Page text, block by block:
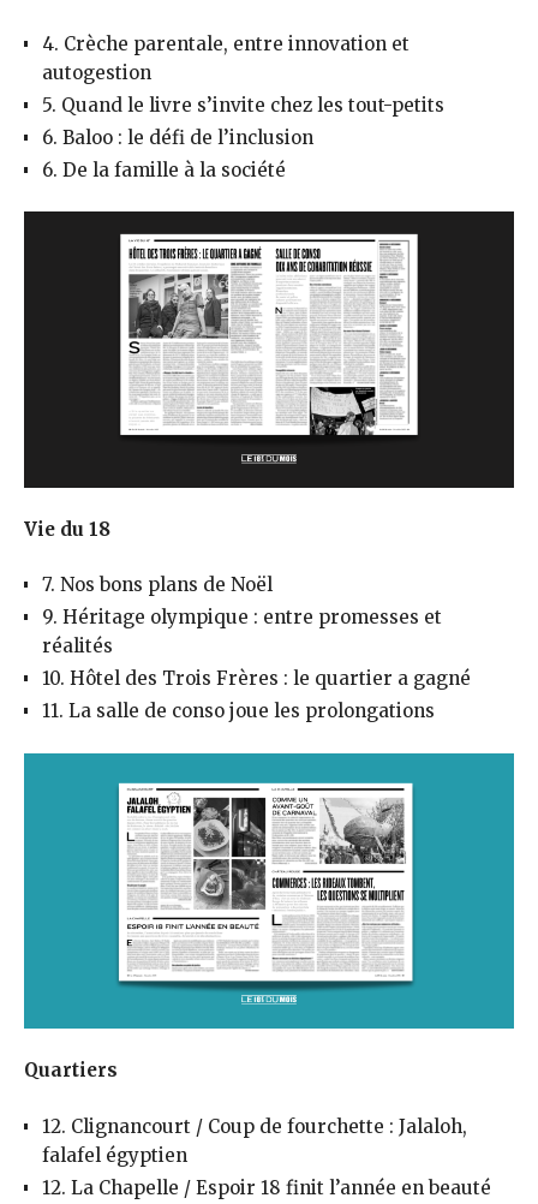
4. Crèche parentale, entre innovation et
autogestion
5. Quand le livre s’invite chez les tout-petits
6. Baloo : le défi de l’inclusion
6. De la famille à la société
Vie du 18
7. Nos bons plans de Noël
9. Héritage olympique : entre promesses et
réalités
10. Hôtel des Trois Frères : le quartier a gagné
11. La salle de conso joue les prolongations
Quartiers
12. Clignancourt / Coup de fourchette : Jalaloh,
falafel égyptien
12. La Chapelle / Espoir 18 finit l’année en beauté